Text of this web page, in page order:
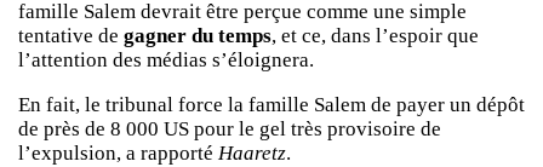
famille Salem devrait être perçue comme une simple
tentative de gagner du temps, et ce, dans l’espoir que
l’attention des médias s’éloignera.
En fait, le tribunal force la famille Salem de payer un dépôt
de près de 8 000 US pour le gel très provisoire de
l’expulsion, a rapporté Haaretz.